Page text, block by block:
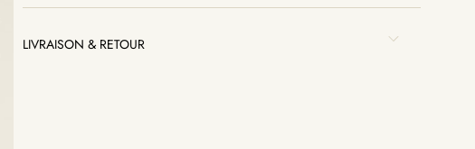
LIVRAISON & RETOUR